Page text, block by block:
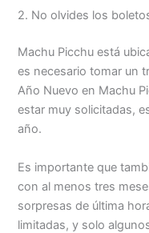
2. No olvides los
Machu Picchu está
es necesario tomar un
Año Nuevo en Machu
estar muy solicitadas,
año.
Es importante que
con al menos tres
sorpresas de última
limitadas, y solo